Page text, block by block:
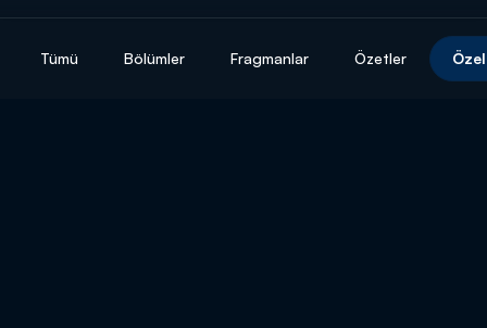
Tümü Bölümler Fragmanlar Özetler